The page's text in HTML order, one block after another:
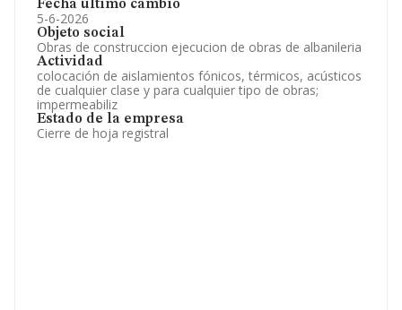
Fecha último cambio
5-6-2026
Objeto social
Obras de construccion ejecucion de obras de albanileria
Actividad
colocación de aislamientos fónicos, térmicos, acústicos
de cualquier clase y para cualquier tipo de obras;
impermeabiliz
Estado de la empresa
Cierre de hoja registral